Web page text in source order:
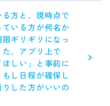
方と、現時点で
いる方が何名か
ギリギリになっ
、アプリ上で
しい」と事前に
し日程が確保し
した方がいいの